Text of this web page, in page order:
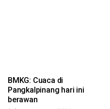
BMKG: Cuaca di
Pangkalpinang hari ini
berawan